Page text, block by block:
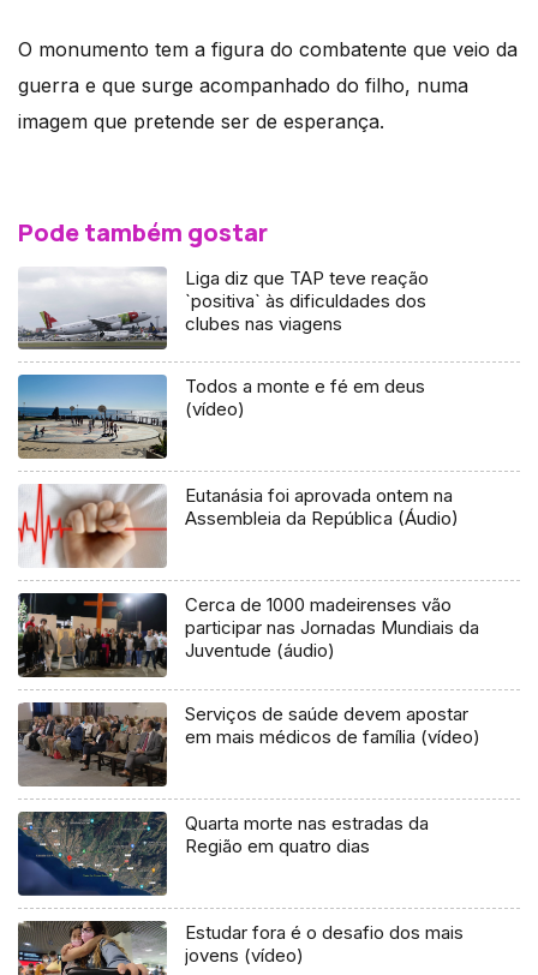
O monumento tem a figura do combatente que veio da
guerra e que surge acompanhado do filho, numa
imagem que pretende ser de esperança.
Pode também gostar
Liga diz que TAP teve reação
`positiva` às dificuldades dos
clubes nas viagens
Todos a monte e fé em deus
(vídeo)
Eutanásia foi aprovada ontem na
Assembleia da República (Áudio)
Cerca de 1000 madeirenses vão
participar nas Jornadas Mundiais da
Juventude (áudio)
Serviços de saúde devem apostar
em mais médicos de família (vídeo)
Quarta morte nas estradas da
Região em quatro dias
Estudar fora é o desafio dos mais
jovens (vídeo)